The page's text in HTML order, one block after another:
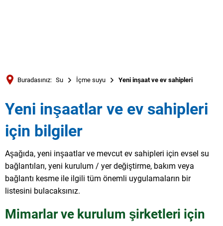
Buradasınız: Su İçme suyu Yeni inşaat ve ev sahipleri
Yeni inşaatlar ve ev sahipleri
için bilgiler
Aşağıda, yeni inşaatlar ve mevcut ev sahipleri için evsel su
bağlantıları, yeni kurulum / yer değiştirme, bakım veya
bağlantı kesme ile ilgili tüm önemli uygulamaların bir
listesini bulacaksınız.
Mimarlar ve kurulum şirketleri için